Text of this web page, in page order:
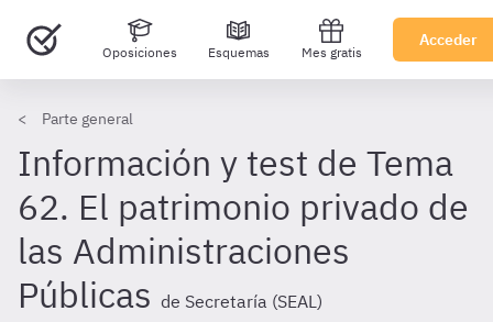
Oposiciones Esquemas Mes gratis
Acceder
Parte general
Información y test de Tema
62. El patrimonio privado de
las Administraciones
Públicas de Secretaría (SEAL)